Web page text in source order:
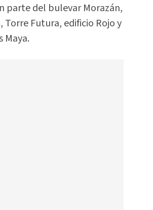
parte del bulevar Morazán,
Torre Futura, edificio Rojo y
Maya.